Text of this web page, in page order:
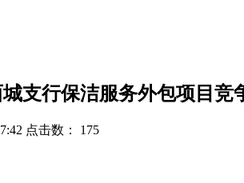
支行保洁服务外包项目竞
点击数： 175